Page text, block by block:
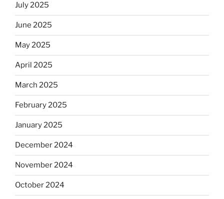
July 2025
June 2025
May 2025
April 2025
March 2025
February 2025
January 2025
December 2024
November 2024
October 2024